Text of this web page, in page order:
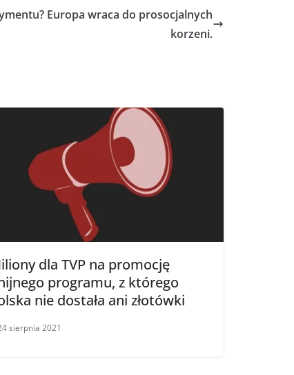
Europa wraca do prosocjalnych
korzeni.
dla TVP na promocję
programu, z którego
nie dostała ani złotówki
sierpnia 2021